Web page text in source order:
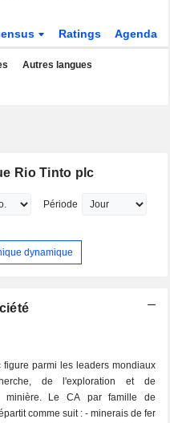
Ratings Agenda
Autres langues
Rio Tinto plc
Période
dynamique
figure parmi les leaders mondiaux
de l'exploration et de
minière. Le CA par famille de
suit : - minerais de fer